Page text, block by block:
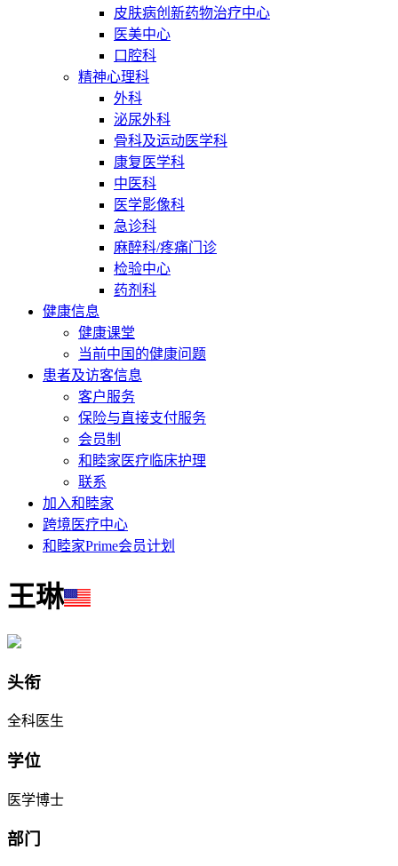
皮肤病创新药物治疗中心
医美中心
口腔科
精神心理科
外科
泌尿外科
骨科及运动医学科
康复医学科
中医科
医学影像科
急诊科
麻醉科/疼痛门诊
检验中心
药剂科
健康信息
健康课堂
当前中国的健康问题
患者及访客信息
客户服务
保险与直接支付服务
会员制
和睦家医疗临床护理
联系
加入和睦家
跨境医疗中心
和睦家Prime会员计划
王琳
头衔
全科医生
学位
医学博士
部门